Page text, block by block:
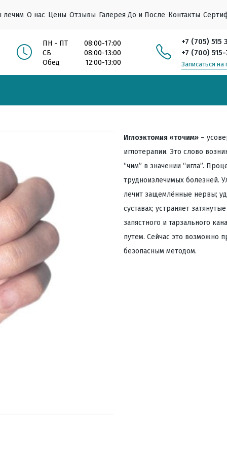
лечим О нас Цены Отзывы Галерея До и После Контакты
ПН - ПТ
08:00-17:00
СБ
08:00-13:00
Обед
12:00-13:00
+7 (705) 515
+7 (700)
Записаться на
Иглоэктомия «точим» –
иглотерапии. Это слово
“чим” в значении “игла”.
трудноизлечимых болезней.
лечит защемлённые нервы;
суставах; устраняет
запястного и тарзального
путем. Сейчас это возможно
безопасным методом.